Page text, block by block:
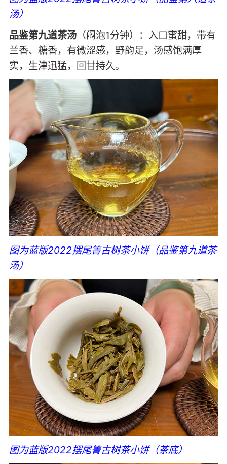
汤）
品鉴第九道茶汤（闷泡1分钟）：入口蜜甜，带有
兰香、糖香，有微涩感，野韵足，汤感饱满厚
实，生津迅猛，回甘持久。
图为蓝版2022摆尾箐古树茶小饼（品鉴第九道茶
汤）
图为蓝版2022摆尾箐古树茶小饼（茶底）